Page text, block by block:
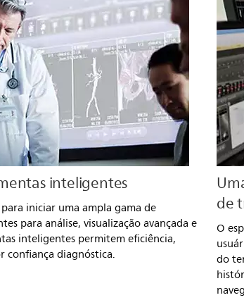
inteligentes
iniciar uma ampla gama de
para análise, visualização avançada e
inteligentes permitem eficiência,
confiança diagnóstica.
de
O
do